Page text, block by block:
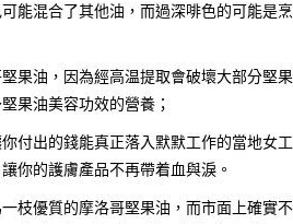
可能混合了其他油，而過深啡色的可能是烹
果油，因為經高温提取會破壞大部分堅果
果油美容功效的營養；
付出的錢能真正落入默默工作的當地女工
你的護膚產品不再帶着血與淚。
枝優質的摩洛哥堅果油，而市面上確實不